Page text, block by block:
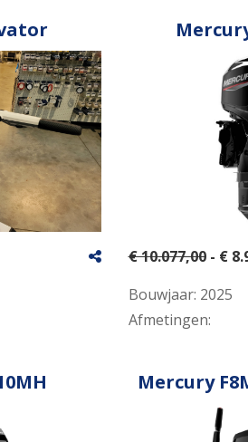
€ 10.077,00- €
Bouwjaar: 2025
Afmetingen: